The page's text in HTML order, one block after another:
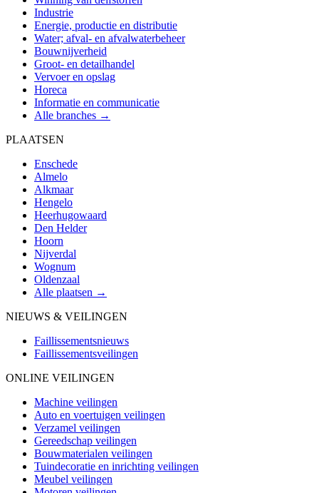
Industrie
Energie, productie en distributie
Water; afval- en afvalwaterbeheer
Bouwnijverheid
Groot- en detailhandel
Vervoer en opslag
Horeca
Informatie en communicatie
Alle branches →
PLAATSEN
Enschede
Almelo
Alkmaar
Hengelo
Heerhugowaard
Den Helder
Hoorn
Nijverdal
Wognum
Oldenzaal
Alle plaatsen →
NIEUWS & VEILINGEN
Faillissementsnieuws
Faillissementsveilingen
ONLINE VEILINGEN
Machine veilingen
Auto en voertuigen veilingen
Verzamel veilingen
Gereedschap veilingen
Bouwmaterialen veilingen
Tuindecoratie en inrichting veilingen
Meubel veilingen